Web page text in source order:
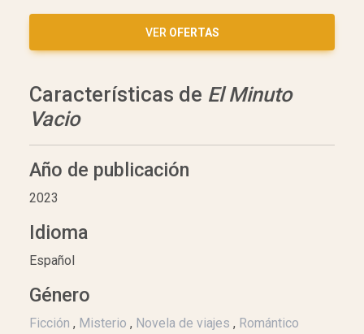
VER OFERTAS
Características de El Minuto
Vacio
Año de publicación
2023
Idioma
Español
Género
Ficción , Misterio , Novela de viajes , Romántico